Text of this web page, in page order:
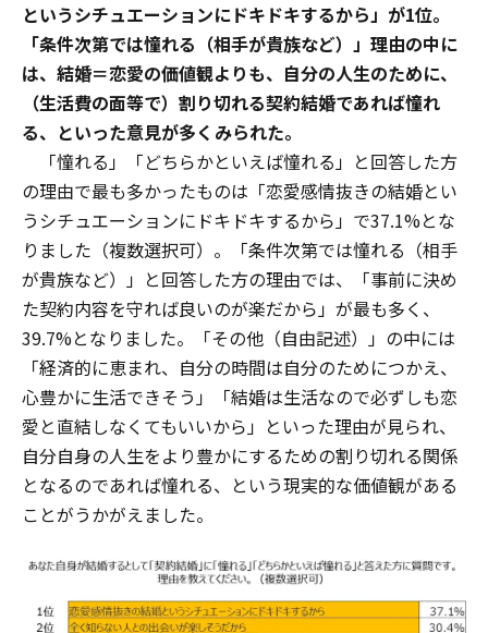
というシチュエーションにドキドキするから」が1位。
「条件次第では憧れる（相手が貴族など）」理由の中に
は、結婚＝恋愛の価値観よりも、自分の人生のために、
（生活費の面等で）割り切れる契約結婚であれば憧れ
る、といった意見が多くみられた。
「憧れる」「どちらかといえば憧れる」と回答した方
の理由で最も多かったものは「恋愛感情抜きの結婚とい
うシチュエーションにドキドキするから」で37.1%とな
りました（複数選択可）。「条件次第では憧れる（相手
が貴族など）」と回答した方の理由では、「事前に決め
た契約内容を守れば良いのが楽だから」が最も多く、
39.7%となりました。「その他（自由記述）」の中には
「経済的に恵まれ、自分の時間は自分のためにつかえ、
心豊かに生活できそう」「結婚は生活なので必ずしも恋
愛と直結しなくてもいいから」といった理由が見られ、
自分自身の人生をより豊かにするための割り切れる関係
となるのであれば憧れる、という現実的な価値観がある
ことがうかがえました。